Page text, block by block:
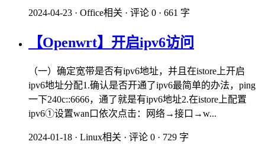
2024-04-23 · Office相关 · 评论 0 · 661 字
【Openwrt】开启ipv6访问
（一）确定宽带是否有ipv6地址，并且在istore上开启
ipv6地址分配1.确认是否开通了ipv6最简单的办法，ping
一下240c::6666，通了就是有ipv6地址2.在istore上配置
ipv6①设置wan口依次点击：网络→接口→w...
2024-01-18 · Linux相关 · 评论 0 · 729 字